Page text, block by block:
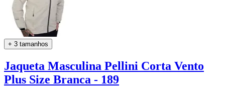
+ 3 tamanhos
Jaqueta Masculina Pellini Corta Vento
Plus Size Branca - 189